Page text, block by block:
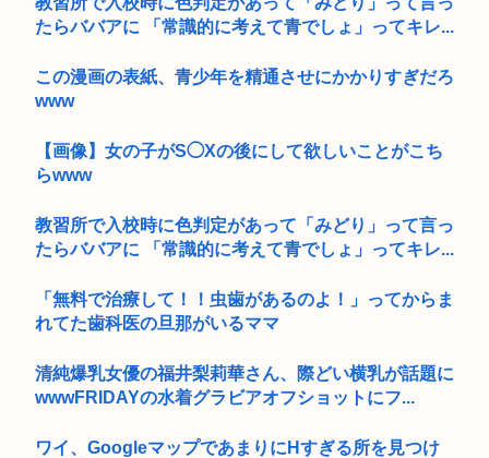
たらババアに 「常識的に考えて青でしょ」ってキレ...
この漫画の表紙、青少年を精通させにかかりすぎだろ
www
【画像】女の子がS◯Xの後にして欲しいことがこち
らwww
教習所で入校時に色判定があって「みどり」って言っ
たらババアに 「常識的に考えて青でしょ」ってキレ...
「無料で治療して！！虫歯があるのよ！」ってからま
れてた歯科医の旦那がいるママ
清純爆乳女優の福井梨莉華さん、際どい横乳が話題に
wwwFRIDAYの水着グラビアオフショットにフ...
ワイ、GoogleマップであまりにΗすぎる所を見つけ